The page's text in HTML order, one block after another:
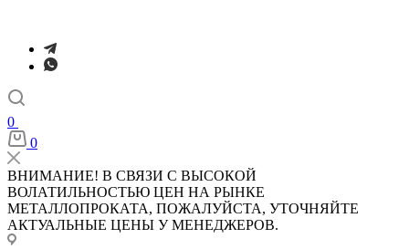
0
0
ВНИМАНИЕ! В СВЯЗИ С ВЫСОКОЙ
ВОЛАТИЛЬНОСТЬЮ ЦЕН НА РЫНКЕ
МЕТАЛЛОПРОКАТА, ПОЖАЛУЙСТА, УТОЧНЯЙТЕ
АКТУАЛЬНЫЕ ЦЕНЫ У МЕНЕДЖЕРОВ.